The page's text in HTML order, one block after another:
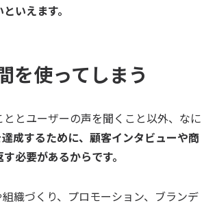
いえます。
を使ってしまう
とユーザーの声を聞くこと以外、なに
成するために、顧客インタビューや商
必要があるからです。
織づくり、プロモーション、ブランデ